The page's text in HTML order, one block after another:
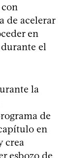
de acelerar
en
el
la
de
en
crea
esbozo de